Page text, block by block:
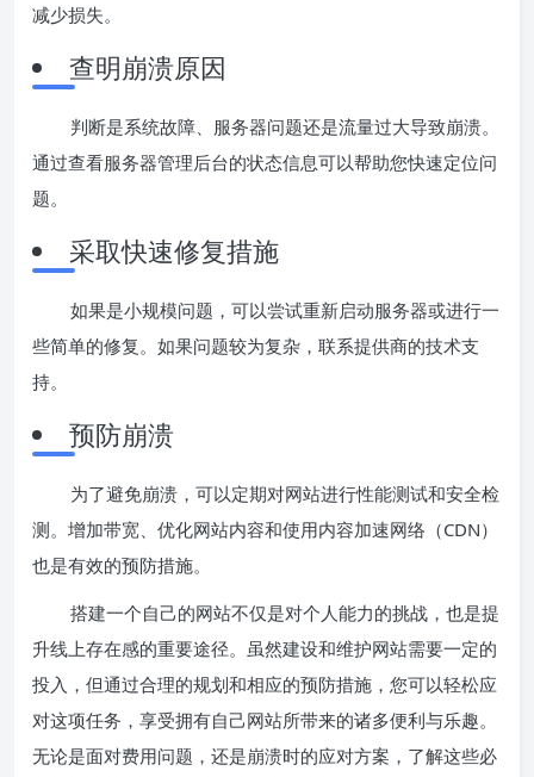
减少损失。
查明崩溃原因
判断是系统故障、服务器问题还是流量过大导致崩溃。
通过查看服务器管理后台的状态信息可以帮助您快速定位问
题。
采取快速修复措施
如果是小规模问题，可以尝试重新启动服务器或进行一
些简单的修复。如果问题较为复杂，联系提供商的技术支
持。
预防崩溃
为了避免崩溃，可以定期对网站进行性能测试和安全检
测。增加带宽、优化网站内容和使用内容加速网络（CDN）
也是有效的预防措施。
搭建一个自己的网站不仅是对个人能力的挑战，也是提
升线上存在感的重要途径。虽然建设和维护网站需要一定的
投入，但通过合理的规划和相应的预防措施，您可以轻松应
对这项任务，享受拥有自己网站所带来的诸多便利与乐趣。
无论是面对费用问题，还是崩溃时的应对方案，了解这些必